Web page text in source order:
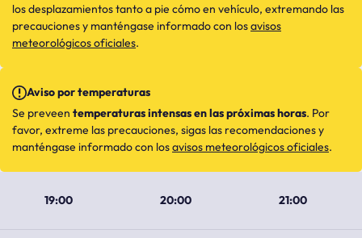
19:00 20:00 21:00
los desplazamientos tanto a pie cómo en vehículo, extremando las
precauciones y manténgase informado con losavisos
meteorológicos oficiales.
Aviso por temperaturas
Se preveen temperaturas intensas en las próximas horas. Por
favor, extreme las precauciones, sigas las recomendaciones y
manténgase informado con losavisos meteorológicos oficiales.